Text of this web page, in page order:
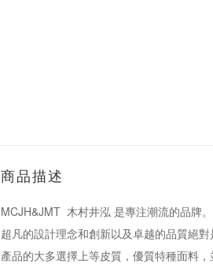
商品描述
MCJH&JMT 木村井泓 是專注潮流的品牌。
超凡的設計理念和創新以及卓越的品質絕
產品的大多選擇上等皮質，優質特種面料，